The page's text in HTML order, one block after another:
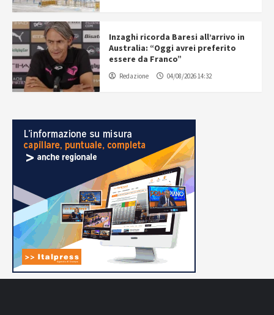
Inzaghi ricorda Baresi all’arrivo in
Australia: “Oggi avrei preferito
essere da Franco”
Redazione 04/08/2026 14:32